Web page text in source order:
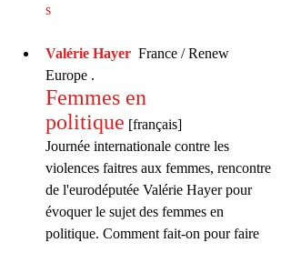
s
Valérie Hayer France / Renew
Europe .
Femmes en
politique [français]
Journée internationale contre les
violences faitres aux femmes, rencontre
de l'eurodéputée Valérie Hayer pour
évoquer le sujet des femmes en
politique. Comment fait-on pour faire